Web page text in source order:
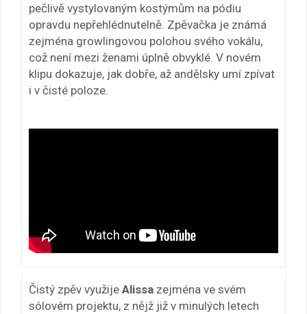
pečlivě vystylovaným kostýmům na pódiu
opravdu nepřehlédnutelně. Zpěvačka je známá
zejména growlingovou polohou svého vokálu,
což není mezi ženami úplně obvyklé. V novém
klipu dokazuje, jak dobře, až andělsky umí zpívat
i v čisté poloze.
Čistý zpěv využije Alissa zejména ve svém
sólovém projektu, z nějž již v minulých letech